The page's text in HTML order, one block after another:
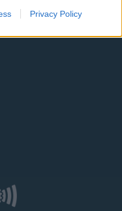
Privacy Policy
των 18 ετών ή ότι